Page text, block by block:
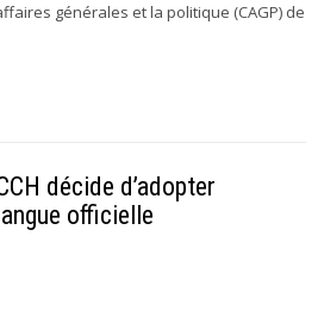
générales et la politique (CAGP) de
décide d’adopter
officielle